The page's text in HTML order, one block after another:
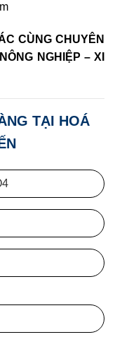
CÙNG CHUYÊN
NGHIỆP – XI
TẠI HOÁ